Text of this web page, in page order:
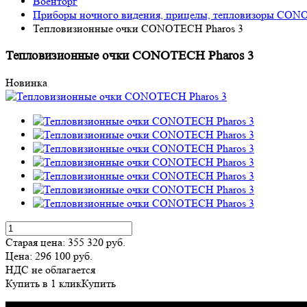
Приборы ночного видения, прицелы, тепловизоры
Тепловизионные очки CONOTECH Pharos 3
Тепловизионные очки CONOTECH Pharos 3
Новинка
Старая цена: 355 320 руб.
Цена: 296 100 руб.
НДС не облагается
Купить в 1 кликКупить